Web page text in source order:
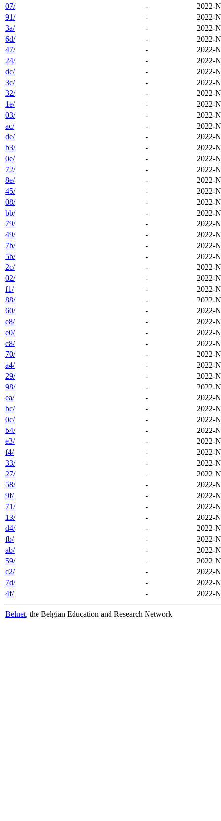
07/
-
2022-
91/
-
2022-
3a/
-
2022-
6d/
-
2022-
47/
-
2022-
24/
-
2022-
dc/
-
2022-
3c/
-
2022-
32/
-
2022-
1e/
-
2022-
03/
-
2022-
ac/
-
2022-
de/
-
2022-
b3/
-
2022-
0e/
-
2022-
72/
-
2022-
8e/
-
2022-
45/
-
2022-
08/
-
2022-
bb/
-
2022-
79/
-
2022-
49/
-
2022-
7b/
-
2022-
5b/
-
2022-
2c/
-
2022-
02/
-
2022-
f1/
-
2022-
88/
-
2022-
60/
-
2022-
e8/
-
2022-
e0/
-
2022-
c8/
-
2022-
70/
-
2022-
a4/
-
2022-
29/
-
2022-
98/
-
2022-
ea/
-
2022-
bc/
-
2022-
0c/
-
2022-
b4/
-
2022-
e3/
-
2022-
f4/
-
2022-
33/
-
2022-
27/
-
2022-
58/
-
2022-
9f/
-
2022-
71/
-
2022-
13/
-
2022-
d4/
-
2022-
fb/
-
2022-
ab/
-
2022-
59/
-
2022-
c2/
-
2022-
7d/
-
2022-
4f/
- 2022-
Belnet, the Belgian Education and Research Network